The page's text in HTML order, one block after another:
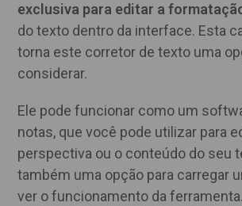
exclusiva para editar a
do texto dentro da interface. Esta
torna este corretor de texto uma
considerar.
Ele pode funcionar como um
notas, que você pode utilizar para
perspectiva ou o conteúdo do seu
também uma opção para carregar
ver o funcionamento da